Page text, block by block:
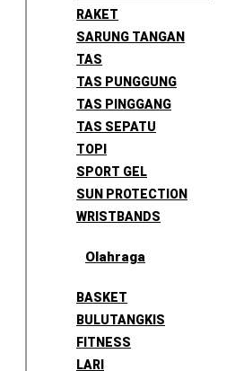
RAKET
SARUNG TANGAN
TAS
TAS PUNGGUNG
TAS PINGGANG
TAS SEPATU
TOPI
SPORT GEL
SUN PROTECTION
WRISTBANDS
Olahraga
BASKET
BULUTANGKIS
FITNESS
LARI